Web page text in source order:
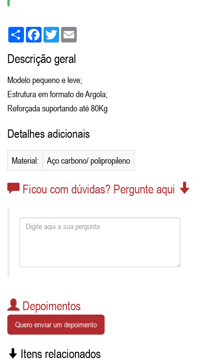
Share FacebookTwitter
Descrição geral
Modelo pequeno e leve;
Estrutura em formato de Argola;
Reforçada suportando até 80Kg
Detalhes adicionais
Material: Aço carbono/ polipropileno
Ficou com dúvidas? Pergunte aqui
Depoimentos
Quero enviar um depoimento
Itens relacionados